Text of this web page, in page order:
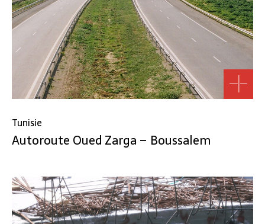
Tunisie
Autoroute Oued Zarga – Boussalem